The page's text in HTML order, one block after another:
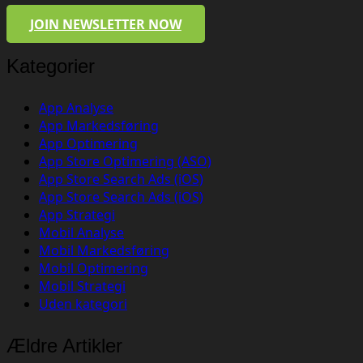
JOIN NEWSLETTER NOW
Kategorier
App Analyse
App Markedsføring
App Optimering
App Store Optimering (ASO)
App Store Search Ads (iOS)
App Store Search Ads (iOS)
App Strategi
Mobil Analyse
Mobil Markedsføring
Mobil Optimering
Mobil Strategi
Uden kategori
Ældre Artikler